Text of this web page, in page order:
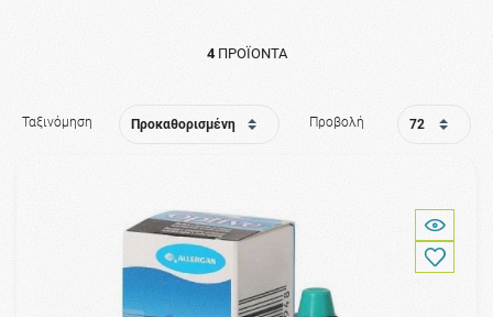
4ΠΡΟΪΌΝΤΑ
Ταξινόμηση Προβολή